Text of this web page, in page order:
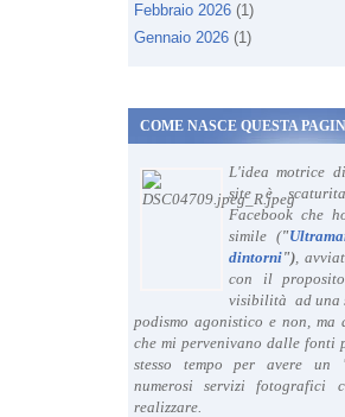
Febbraio 2026 (1)
Gennaio 2026 (1)
COME NASCE QUESTA
L'idea motrice
site è
Facebook che
simile ("
dintorni"),
con il
visibilità ad una
podismo agonistico e non, ma
che mi pervenivano dalle fonti
stesso tempo per avere un
numerosi servizi fotografici
realizzare.